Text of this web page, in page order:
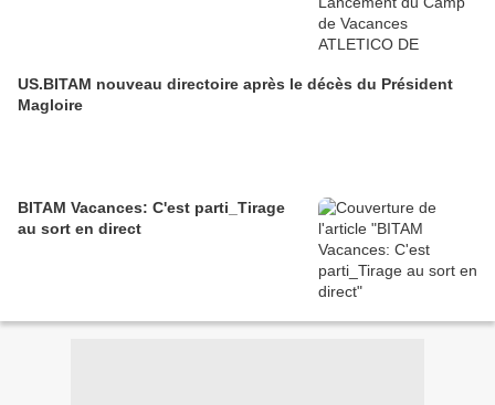
US.BITAM nouveau directoire après le décès du Président
Magloire
BITAM Vacances: C'est parti_Tirage
au sort en direct